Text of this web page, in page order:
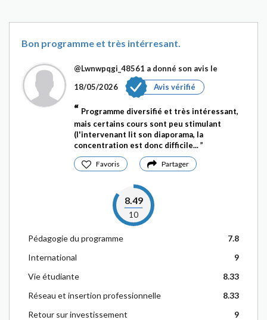
Bon programme et très intérresant.
@Lwnwpqgi_48561 a donné son avis le
18/05/2026
Avis vérifié
Programme diversifié et très intéressant,
mais certains cours sont peu stimulant
(l'intervenant lit son diaporama, la
concentration est donc difficile...
Favoris Partager
8.49
10
Pédagogie du programme
7.8
International
9
Vie étudiante
8.33
Réseau et insertion professionnelle
8.33
Retour sur investissement
9